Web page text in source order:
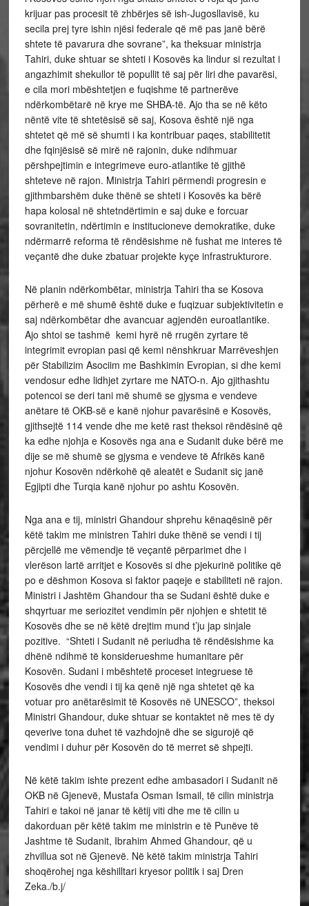
krijuar pas procesit të zhbërjes së ish-Jugosllavisë, ku
secila prej tyre ishin njësi federale që më pas janë bërë
shtete të pavarura dhe sovrane”, ka theksuar ministrja
Tahiri, duke shtuar se shteti i Kosovës ka lindur si rezultat i
angazhimit shekullor të popullit të saj për liri dhe pavarësi,
e cila mori mbështetjen e fuqishme të partnerëve
ndërkombëtarë në krye me SHBA-të. Ajo tha se në këto
nëntë vite të shtetësisë së saj, Kosova është një nga
shtetet që më së shumti i ka kontribuar paqes, stabilitetit
dhe fqinjësisë së mirë në rajonin, duke ndihmuar
përshpejtimin e integrimeve euro-atlantike të gjithë
shteteve në rajon. Ministrja Tahiri përmendi progresin e
gjithmbarshëm duke thënë se shteti i Kosovës ka bërë
hapa kolosal në shtetndërtimin e saj duke e forcuar
sovranitetin, ndërtimin e institucioneve demokratike, duke
ndërmarrë reforma të rëndësishme në fushat me interes të
veçantë dhe duke zbatuar projekte kyçe infrastrukturore.
Në planin ndërkombëtar, ministrja Tahiri tha se Kosova
përherë e më shumë është duke e fuqizuar subjektivitetin e
saj ndërkombëtar dhe avancuar agjendën euroatlantike.
Ajo shtoi se tashmë kemi hyrë në rrugën zyrtare të
integrimit evropian pasi që kemi nënshkruar Marrëveshjen
për Stabilizim Asociim me Bashkimin Evropian, si dhe kemi
vendosur edhe lidhjet zyrtare me NATO-n. Ajo gjithashtu
potencoi se deri tani më shumë se gjysma e vendeve
anëtare të OKB-së e kanë njohur pavarësinë e Kosovës,
gjithsejtë 114 vende dhe me ketë rast theksoi rëndësinë që
ka edhe njohja e Kosovës nga ana e Sudanit duke bërë me
dije se më shumë se gjysma e vendeve të Afrikës kanë
njohur Kosovën ndërkohë që aleatët e Sudanit siç janë
Egjipti dhe Turqia kanë njohur po ashtu Kosovën.
Nga ana e tij, ministri Ghandour shprehu kënaqësinë për
këtë takim me ministren Tahiri duke thënë se vendi i tij
përcjellë me vëmendje të veçantë përparimet dhe i
vlerëson lartë arritjet e Kosovës si dhe pjekurinë politike që
po e dëshmon Kosova si faktor paqeje e stabiliteti në rajon.
Ministri i Jashtëm Ghandour tha se Sudani është duke e
shqyrtuar me seriozitet vendimin për njohjen e shtetit të
Kosovës dhe se në këtë drejtim mund t’ju jap sinjale
pozitive. “Shteti i Sudanit në periudha të rëndësishme ka
dhënë ndihmë të konsiderueshme humanitare për
Kosovën. Sudani i mbështetë proceset integruese të
Kosovës dhe vendi i tij ka qenë një nga shtetet që ka
votuar pro anëtarësimit të Kosovës në UNESCO”, theksoi
Ministri Ghandour, duke shtuar se kontaktet në mes të dy
qeverive tona duhet të vazhdojnë dhe se sigurojë që
vendimi i duhur për Kosovën do të merret së shpejti.
Në këtë takim ishte prezent edhe ambasadori i Sudanit në
OKB në Gjenevë, Mustafa Osman Ismail, të cilin ministrja
Tahiri e takoi në janar të këtij viti dhe me të cilin u
dakorduan për këtë takim me ministrin e të Punëve të
Jashtme të Sudanit, Ibrahim Ahmed Ghandour, që u
zhvillua sot në Gjenevë. Në këtë takim ministrja Tahiri
shoqërohej nga këshilltari kryesor politik i saj Dren
Zeka./b.j/